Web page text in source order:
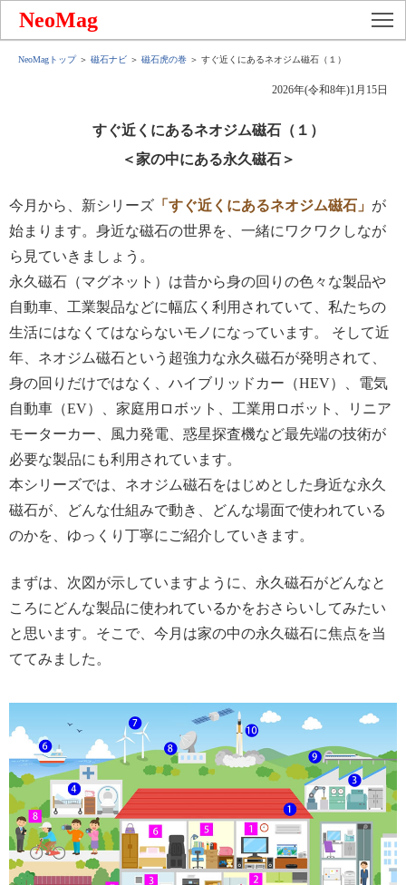
NeoMag
NeoMagトップ＞ 磁石ナビ ＞ 磁石虎の巻 ＞ すぐ近くにあるネオジム磁石（１）
2026年(令和8年)1月15日
すぐ近くにあるネオジム磁石（１）
＜家の中にある永久磁石＞
今月から、新シリーズ 「すぐ近くにあるネオジム磁石」 が
始まります。身近な磁石の世界を、一緒にワクワクしなが
ら見ていきましょう。
永久磁石（マグネット）は昔から身の回りの色々な製品や
自動車、工業製品などに幅広く利用されていて、私たちの
生活にはなくてはならないモノになっています。 そして近
年、ネオジム磁石という超強力な永久磁石が発明されて、
身の回りだけではなく、ハイブリッドカー（HEV）、電気
自動車（EV）、家庭用ロボット、工業用ロボット、リニア
モーターカー、風力発電、惑星探査機など最先端の技術が
必要な製品にも利用されています。
本シリーズでは、ネオジム磁石をはじめとした身近な永久
磁石が、どんな仕組みで動き、どんな場面で使われている
のかを、ゆっくり丁寧にご紹介していきます。
まずは、次図が示していますように、永久磁石がどんなと
ころにどんな製品に使われているかをおさらいしてみたい
と思います。そこで、今月は家の中の永久磁石に焦点を当
ててみました。